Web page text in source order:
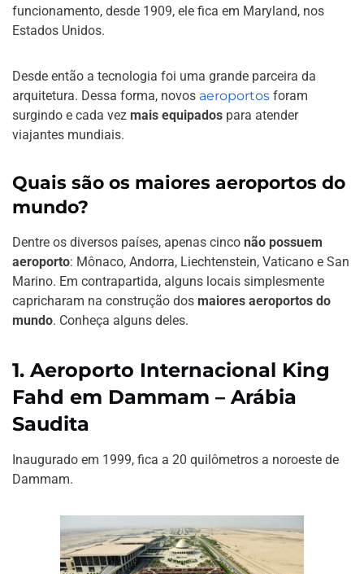
funcionamento, desde 1909, ele fica em Maryland, nos
Estados Unidos.
Desde então a tecnologia foi uma grande parceira da
arquitetura. Dessa forma, novos aeroportos foram
surgindo e cada vez mais equipados para atender
viajantes mundiais.
Quais são os maiores aeroportos do
mundo?
Dentre os diversos países, apenas cinco não possuem
aeroporto: Mônaco, Andorra, Liechtenstein, Vaticano e San
Marino. Em contrapartida, alguns locais simplesmente
capricharam na construção dos maiores aeroportos do
mundo. Conheça alguns deles.
1. Aeroporto Internacional King
Fahd em Dammam – Arábia
Saudita
Inaugurado em 1999, fica a 20 quilômetros a noroeste de
Dammam.